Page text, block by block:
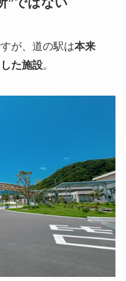
”ではない
が、道の駅は本来
た施設。